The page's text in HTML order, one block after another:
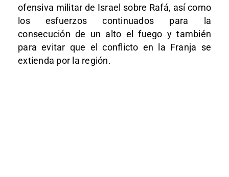
ofensiva militar de Israel sobre Rafá, así como
los esfuerzos continuados para la
consecución de un alto el fuego y también
para evitar que el conflicto en la Franja se
extienda por la región.